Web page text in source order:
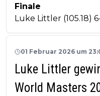
Finale
Luke Littler (105.18)
01 Februar 2026 um
Luke Littler
World Masters